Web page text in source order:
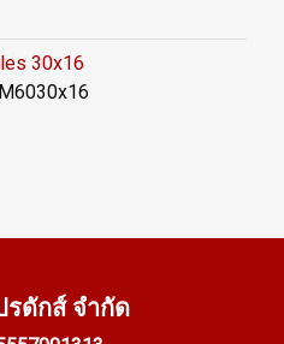
30x16
รดักส์ จำกัด